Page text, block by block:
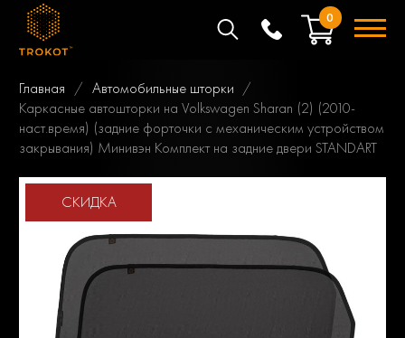
0
Главная
Автомобильные шторки
Каркасные автошторки на Volkswagen Sharan (2) (2010-
наст.время) (задние форточки с механическим устройством
закрывания) Минивэн Комплект на задние двери STANDART
СКИДКА